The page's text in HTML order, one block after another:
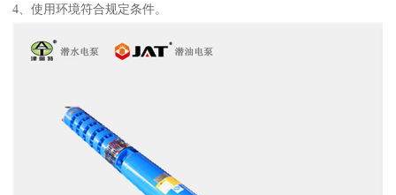
4、使用环境符合规定条件。